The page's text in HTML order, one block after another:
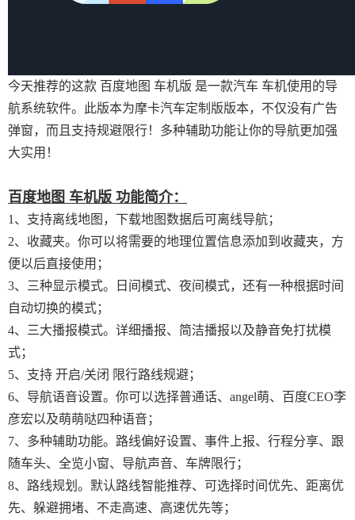
今天推荐的这款 百度地图 车机版 是一款汽车 车机使用的导
航系统软件。此版本为摩卡汽车定制版版本，不仅没有广告
弹窗，而且支持规避限行！多种辅助功能让你的导航更加强
大实用！
百度地图 车机版 功能简介：
1、支持离线地图，下载地图数据后可离线导航；
2、收藏夹。你可以将需要的地理位置信息添加到收藏夹，方
便以后直接使用；
3、三种显示模式。日间模式、夜间模式，还有一种根据时间
自动切换的模式；
4、三大播报模式。详细播报、简洁播报以及静音免打扰模
式；
5、支持 开启/关闭 限行路线规避；
6、导航语音设置。你可以选择普通话、angel萌、百度CEO李
彦宏以及萌萌哒四种语音；
7、多种辅助功能。路线偏好设置、事件上报、行程分享、跟
随车头、全览小窗、导航声音、车牌限行；
8、路线规划。默认路线智能推荐、可选择时间优先、距离优
先、躲避拥堵、不走高速、高速优先等；